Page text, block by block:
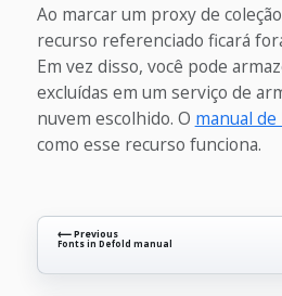
Ao marcar um proxy de
recurso referenciado ficará
Em vez disso, você pode
excluídas em um serviço de
nuvem escolhido. O manual
como esse recurso funciona.
⟵ Previous
Fonts in Defold manual